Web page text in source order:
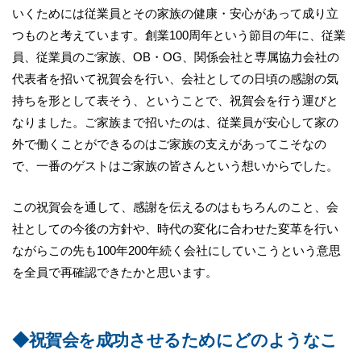
いくためには従業員とその家族の健康・安心があって成り立
つものと考えています。創業100周年という節目の年に、従業
員、従業員のご家族、OB・OG、関係会社と専属協力会社の
代表者を招いて祝賀会を行い、会社としての日頃の感謝の気
持ちを形として表そう、ということで、祝賀会を行う運びと
なりました。ご家族まで招いたのは、従業員が安心して家の
外で働くことができるのはご家族の支えがあってこそなの
で、一番のゲストはご家族の皆さんという想いからでした。
この祝賀会を通して、感謝を伝えるのはもちろんのこと、会
社としての今後の方針や、時代の変化に合わせた変革を行い
ながらこの先も100年200年続く会社にしていこうという意思
を全員で再確認できたかと思います。
◆祝賀会を成功させるためにどのようなこ